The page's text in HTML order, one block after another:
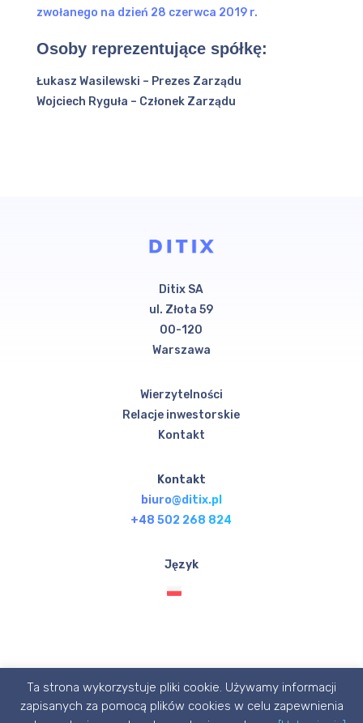
zwołanego na dzień 28 czerwca 2019 r.
Osoby reprezentujące spółkę:
Łukasz Wasilewski – Prezes Zarządu
Wojciech Ryguła – Członek Zarządu
Ditix SA
ul. Złota 59
00-120
Warszawa
Wierzytelności
Relacje inwestorskie
Kontakt
Kontakt
biuro@ditix.pl
+48 502 268 824
Język
© Ditix.pl 2020 designed with 💙 by P1X3L STUDIO
Ta strona wykorzystuje pliki cookie. Używamy informacji
zapisanych za pomocą plików cookies w celu zapewnienia